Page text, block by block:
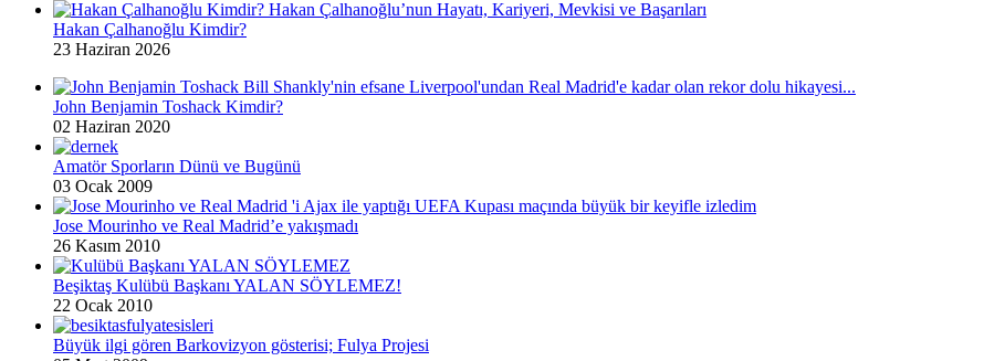
Hakan Çalhanoğlu Kimdir?
23 Haziran 2026
John Benjamin Toshack Kimdir?
02 Haziran 2020
Amatör Sporların Dünü ve Bugünü
03 Ocak 2009
Jose Mourinho ve Real Madrid’e yakışmadı
26 Kasım 2010
Beşiktaş Kulübü Başkanı YALAN SÖYLEMEZ!
22 Ocak 2010
Büyük ilgi gören Barkovizyon gösterisi; Fulya Projesi